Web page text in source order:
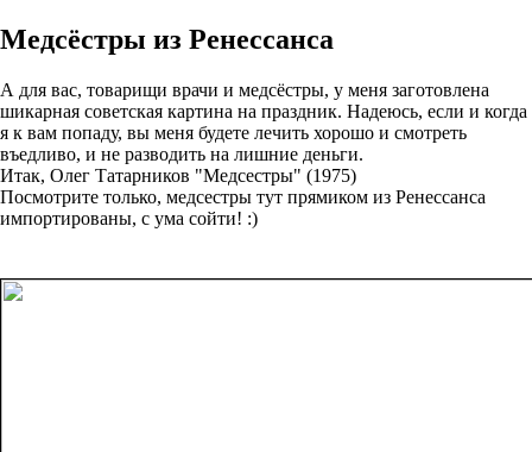
Медсёстры из Ренессанса
А для вас, товарищи врачи и медсёстры, у меня заготовлена
шикарная советская картина на праздник. Надеюсь, если и когда
я к вам попаду, вы меня будете лечить хорошо и смотреть
въедливо, и не разводить на лишние деньги.
Итак, Олег Татарников "Медсестры" (1975)
Посмотрите только, медсестры тут прямиком из Ренессанса
импортированы, с ума сойти! :)